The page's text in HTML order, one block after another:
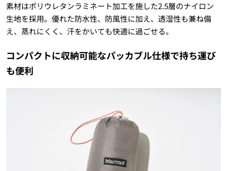
素材はポリウレタンラミネート加工を施した2.5層のナイロン
生地を採用。優れた防水性、防風性に加え、透湿性も兼ね備
え、蒸れにくく、汗をかいても快適に過ごせる。
コンパクトに収納可能なパッカブル仕様で持ち運び
も便利